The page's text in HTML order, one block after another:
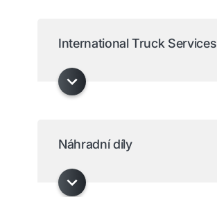
International Truck Services
Náhradní díly